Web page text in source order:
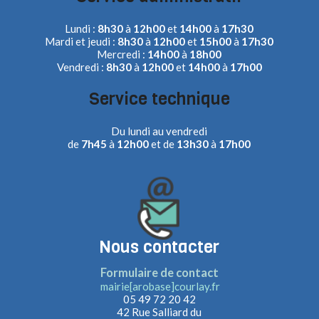
Lundi : 8h30à 12h00et 14h00à 17h30
Mardi et jeudi : 8h30à 12h00et 15h00à 17h30
Mercredi : 14h00à 18h00
Vendredi : 8h30à 12h00et 14h00à 17h00
Service technique
Du lundi au vendredi
de 7h45 à 12h00et de 13h30à 17h00
Nous contacter
Formulaire de contact
mairie[arobase]courlay.fr
05 49 72 20 42
42 Rue Salliard du